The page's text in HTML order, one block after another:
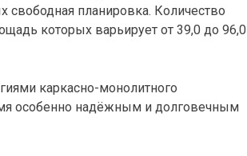
свободная планировка. Количество
которых варьирует от 39,0 до 96,0
каркасно-монолитного
особенно надёжным и долговечным